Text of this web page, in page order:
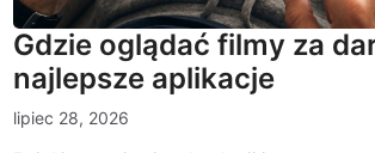
Gdzie oglądać filmy za
najlepsze aplikacje
lipiec 28, 2026